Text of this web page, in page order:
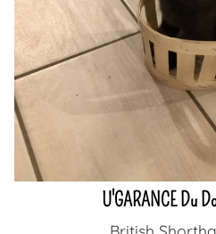
U'GARANCE Du